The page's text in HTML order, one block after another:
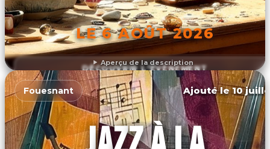
Aperçu de la description
LE 6 AOÛT 2026
DÉCOUVRIR L'ÉVÉNEMENT
Fouesnant Ajouté le 10